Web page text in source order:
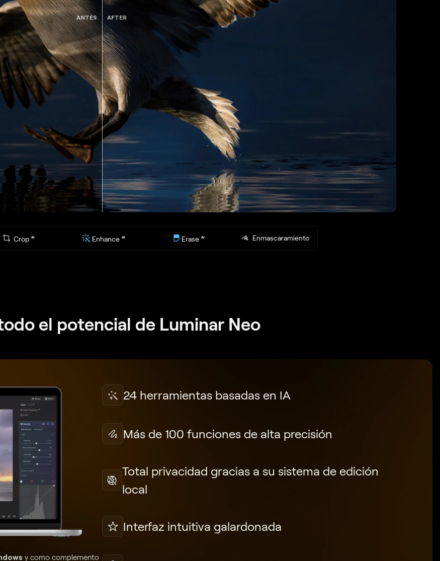
ANTES AFTER
Crop AI Enhance AI Erase AI Enmascaramiento
el potencial de Luminar Neo
y como complemento
24 herramientas basadas en IA
Más de 100 funciones de alta precisión
Total privacidad gracias a su sistema de edición
local
Interfaz intuitiva galardonada